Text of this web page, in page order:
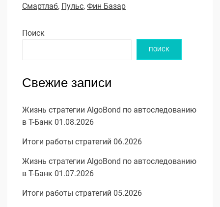
Смартлаб, Пульс, Фин Базар
Поиск
ПОИСК
Свежие записи
Жизнь стратегии AlgoBond по автоследованию
в Т-Банк 01.08.2026
Итоги работы стратегий 06.2026
Жизнь стратегии AlgoBond по автоследованию
в Т-Банк 01.07.2026
Итоги работы стратегий 05.2026